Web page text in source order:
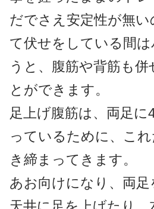
だでさえ安定性が無
て伏せをしている間
うと、腹筋や背筋も併
とができます。
足上げ腹筋は、両足
っているために、これ
き締まってきます。
あお向けになり、両足
天井に足を上げたり